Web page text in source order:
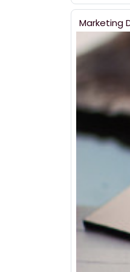
Marketing